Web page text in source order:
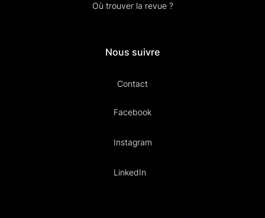
Où trouver la revue ?
Nous suivre
Contact
Facebook
Instagram
LinkedIn